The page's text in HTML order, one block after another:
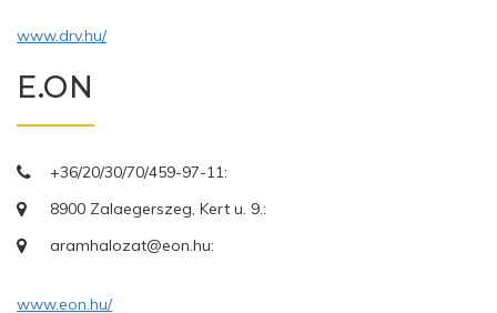
www.drv.hu/
E.ON
+36/20/30/70/459-97-11:
8900 Zalaegerszeg, Kert u. 9.:
aramhalozat@eon.hu:
www.eon.hu/